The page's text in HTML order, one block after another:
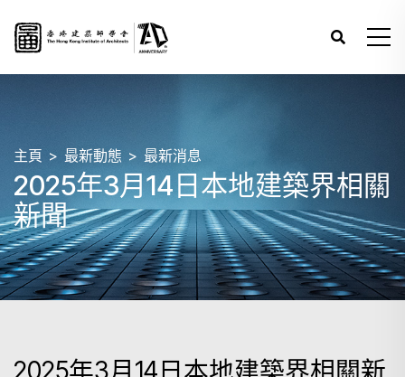
主頁 最新動態 最新消息
2025年3月14日本地建築界相關
新聞
2025年3月14日本地建築界相關新